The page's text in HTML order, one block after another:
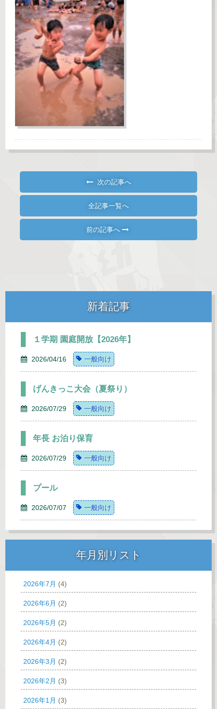
次の記事へ
全記事一覧へ
前の記事へ
新着記事
１学期 園庭開放【2026年】
2026/04/16 一般向け
げんきっこ大会（夏祭り）
2026/07/29 一般向け
年長 お泊り保育
2026/07/29 一般向け
プール
2026/07/07 一般向け
年月別リスト
2026年7月 (4)
2026年6月 (2)
2026年5月 (2)
2026年4月 (2)
2026年3月 (2)
2026年2月 (3)
2026年1月 (3)